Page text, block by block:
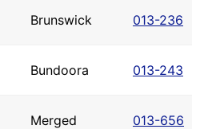
Brunswick 013-236
Bundoora 013-243
Merged 013-656